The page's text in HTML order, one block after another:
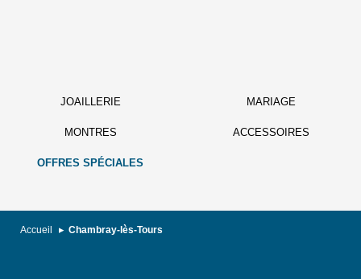
JOAILLERIE MARIAGE
MONTRES ACCESSOIRES
OFFRES SPÉCIALES
Accueil Chambray-lès-Tours